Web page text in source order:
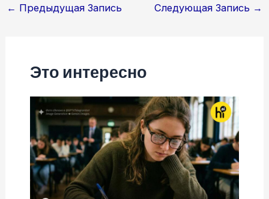
Навигация
← Предыдущая Запись Следующая Запись →
Это интересно